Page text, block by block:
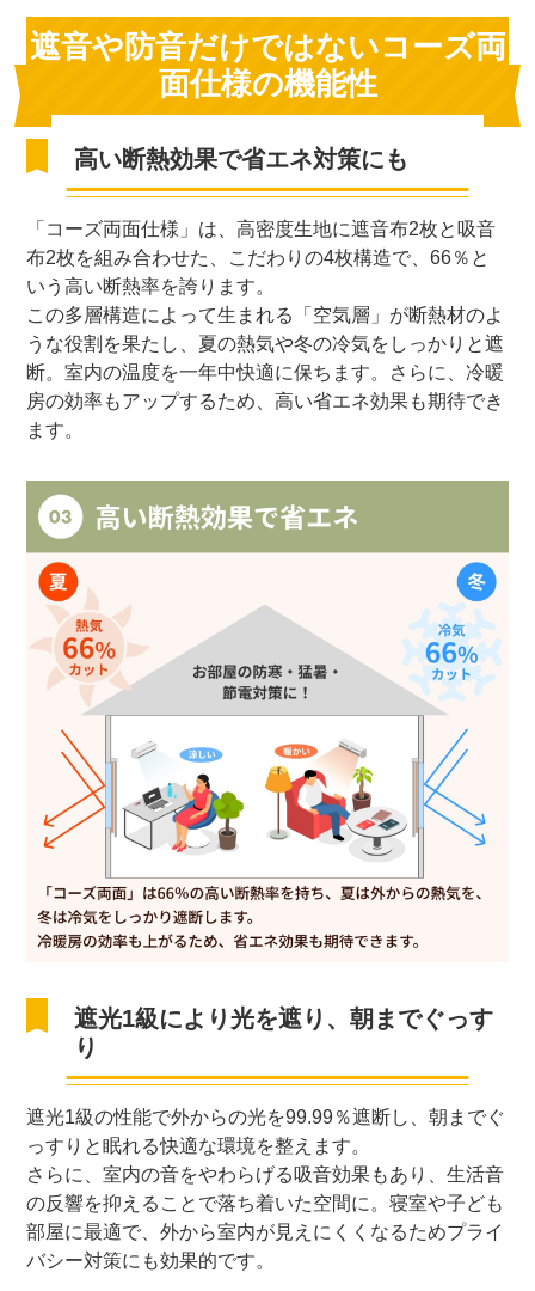
遮音や防音だけではないコーズ両
面仕様の機能性
高い断熱効果で省エネ対策にも
「コーズ両面仕様」は、高密度生地に遮音布2枚と吸音
布2枚を組み合わせた、こだわりの4枚構造で、66％と
いう高い断熱率を誇ります。
この多層構造によって生まれる「空気層」が断熱材のよ
うな役割を果たし、夏の熱気や冬の冷気をしっかりと遮
断。室内の温度を一年中快適に保ちます。さらに、冷暖
房の効率もアップするため、高い省エネ効果も期待でき
ます。
遮光1級により光を遮り、朝までぐっす
り
遮光1級の性能で外からの光を99.99％遮断し、朝までぐ
っすりと眠れる快適な環境を整えます。
さらに、室内の音をやわらげる吸音効果もあり、生活音
の反響を抑えることで落ち着いた空間に。寝室や子ども
部屋に最適で、外から室内が見えにくくなるためプライ
バシー対策にも効果的です。